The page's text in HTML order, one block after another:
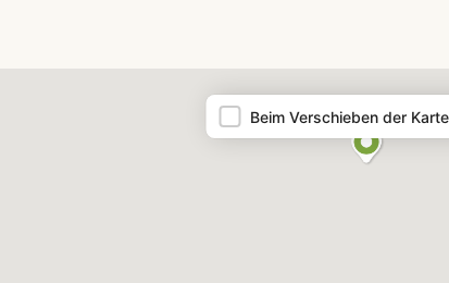
Beim Verschieben der